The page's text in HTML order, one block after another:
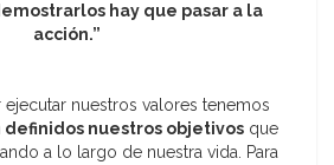
hay que pasar a la
acción.”
nuestros valores tenemos
definidos nuestros objetivos que
a lo largo de nuestra vida. Para